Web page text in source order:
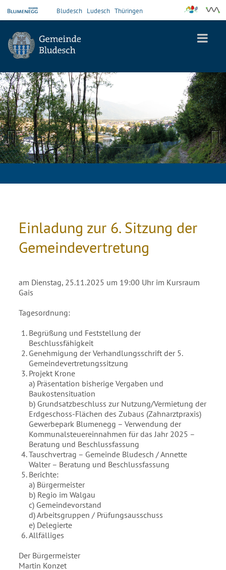
Bludesch Ludesch Thüringen
Previous Next
Einladung zur 6. Sitzung der
Gemeindevertretung
am Dienstag, 25.11.2025 um 19:00 Uhr im Kursraum
Gais
Tagesordnung:
Begrüßung und Feststellung der
Beschlussfähigkeit
Genehmigung der Verhandlungsschrift der 5.
Gemeindevertretungssitzung
Projekt Krone
a) Präsentation bisherige Vergaben und
Baukostensituation
b) Grundsatzbeschluss zur Nutzung/Vermietung der
Erdgeschoss-Flächen des Zubaus (Zahnarztpraxis)
Gewerbepark Blumenegg – Verwendung der
Kommunalsteuereinnahmen für das Jahr 2025 –
Beratung und Beschlussfassung
Tauschvertrag – Gemeinde Bludesch / Annette
Walter – Beratung und Beschlussfassung
Berichte:
a) Bürgermeister
b) Regio im Walgau
c) Gemeindevorstand
d) Arbeitsgruppen / Prüfungsausschuss
e) Delegierte
Allfälliges
Der Bürgermeister
Martin Konzet